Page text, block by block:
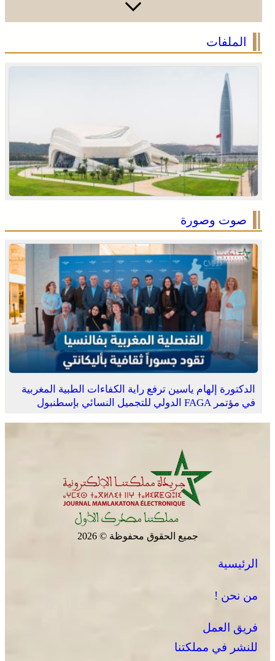
فينيسيوس جونيور يمدد عقده مع ريال مدريد حتى 2032
انطلاق الدورة الأولى من مهرجان السعيدية للموسيقى
يقظة أمنية وتنظيم محكم يواكبان افتتاح مهرجان الزربية
الوراينية بتاهلة .. جهود ميدانية أسهمت في إنجاح العرس
الثقافي
الملفات
صوت وصورة
الدكتورة إلهام ياسين ترفع راية الكفاءات الطبية المغربية
في مؤتمر FAGA الدولي للتجميل النسائي بإسطنبول
جميع الحقوق محفوظة © 2026
الرئيسية
من نحن !
فريق العمل
للنشر في مملكتنا